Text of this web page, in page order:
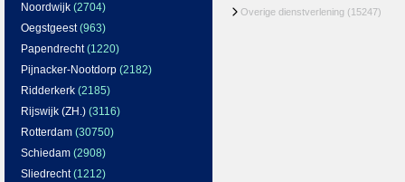
Noordwijk (2704)
Oegstgeest(963)
Papendrecht(1220)
Pijnacker-Nootdorp (2182)
Ridderkerk (2185)
Rijswijk (ZH.) (3116)
Rotterdam (30750)
Schiedam (2908)
Sliedrecht(1212)
Overige dienstverlening (15247)